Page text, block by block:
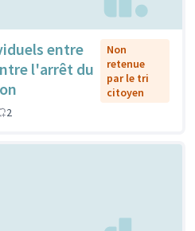
entre
l'arrêt du
Non
retenue
par le tri
citoyen
2